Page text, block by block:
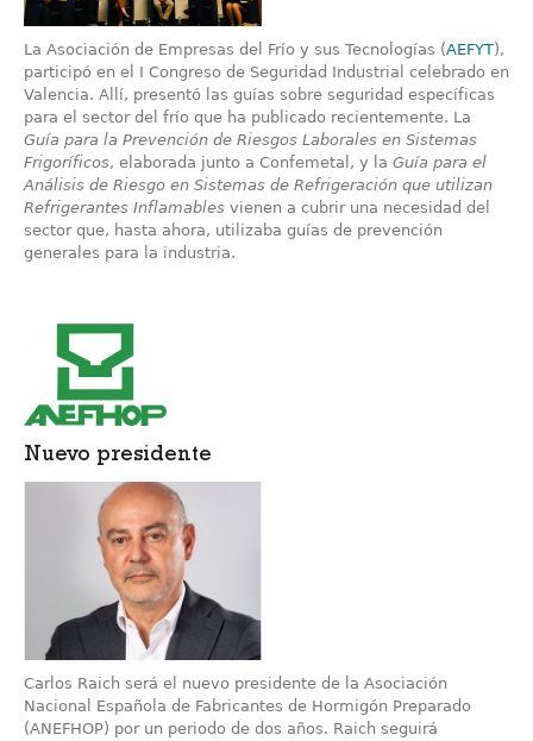
La Asociación de Empresas del Frío y sus Tecnologías (AEFYT),
participó en el I Congreso de Seguridad Industrial celebrado en
Valencia. Allí, presentó las guías sobre seguridad específicas
para el sector del frío que ha publicado recientemente. La
Guía para la Prevención de Riesgos Laborales en Sistemas
Frigoríficos, elaborada junto a Confemetal, y la Guía para el
Análisis de Riesgo en Sistemas de Refrigeración que utilizan
Refrigerantes Inflamables vienen a cubrir una necesidad del
sector que, hasta ahora, utilizaba guías de prevención
generales para la industria.
Nuevo presidente
Carlos Raich será el nuevo presidente de la Asociación
Nacional Española de Fabricantes de Hormigón Preparado
(ANEFHOP) por un periodo de dos años. Raich seguirá